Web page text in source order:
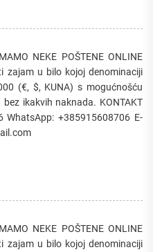
NEKE POŠTENE ONLINE
zajam u bilo kojoj denominaciji
(€, $, KUNA) s mogućnošću
ikakvih naknada. KONTAKT
WhatsApp: +385915608706 E-
NEKE POŠTENE ONLINE
zajam u bilo kojoj denominaciji